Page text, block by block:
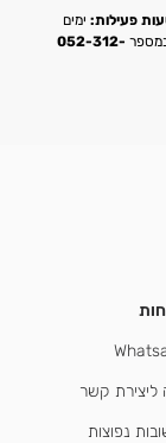
פעילות: ימים
052-312-
ליצירת קשר
נפוצות